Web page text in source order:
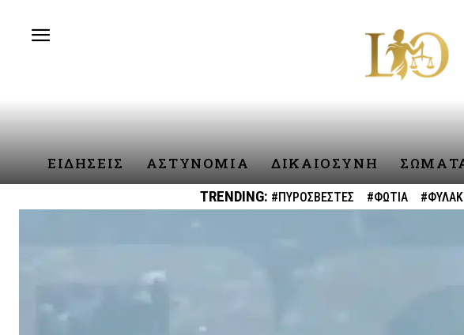
ΕΙΔΗΣΕΙΣ ΑΣΤΥΝΟΜΙΑ ΔΙΚΑΙΟΣΥΝΗ
TRENDING: #ΠΥΡΟΣΒΕΣΤΕΣ #ΦΩΤΙΑ